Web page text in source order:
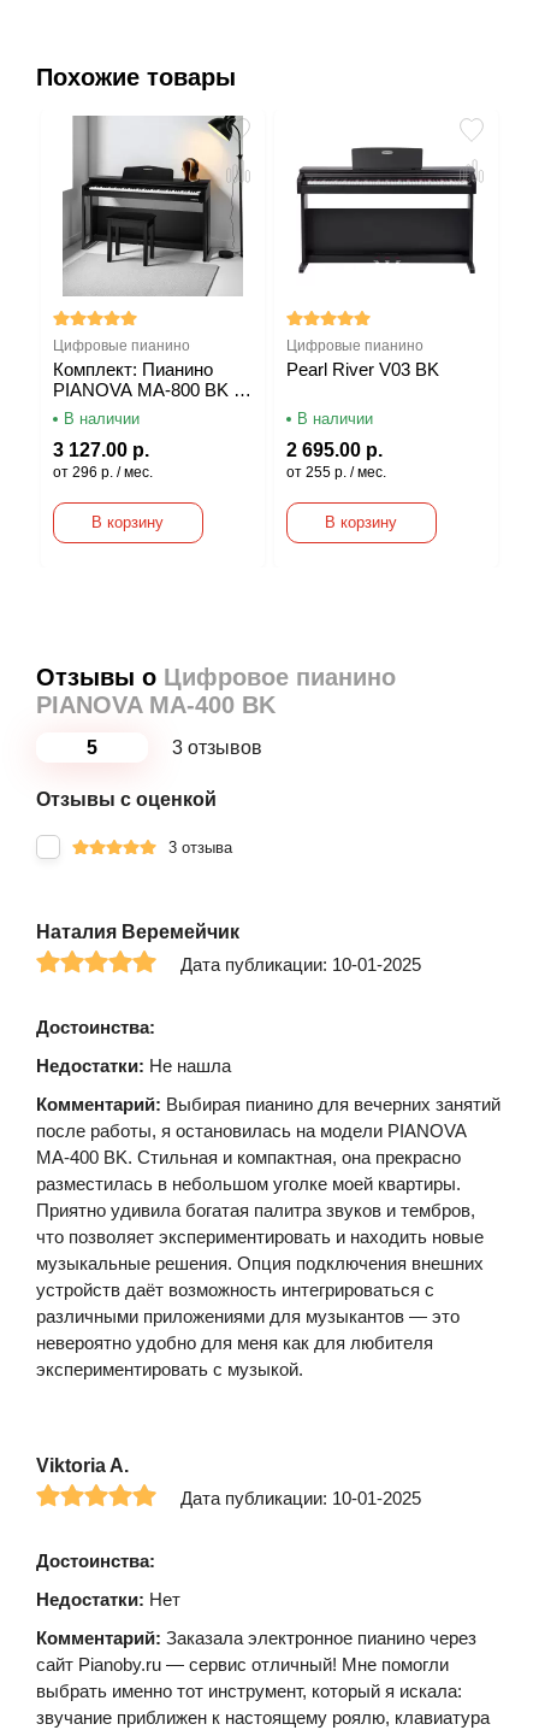
Похожие товары
Цифровые пианино
Комплект: Пианино
PIANOVA MA-800 BK +
Банкетка + Наушники
В наличии
3 127.00 р.
от 296 р. / мес.
В корзину
Цифровые пианино
Pearl River V03 BK
В наличии
2 695.00 р.
от 255 р. / мес.
В корзину
Отзывы о Цифровое пианино
PIANOVA MA-400 BK
Отзывы с оценкой
3 отзыва
5 3 отзывов
Наталия Веремейчик
Дата публикации: 10-01-2025
Достоинства:
Недостатки: Не нашла
Комментарий: Выбирая пианино для вечерних занятий
после работы, я остановилась на модели PIANOVA
MA-400 BK. Стильная и компактная, она прекрасно
разместилась в небольшом уголке моей квартиры.
Приятно удивила богатая палитра звуков и тембров,
что позволяет экспериментировать и находить новые
музыкальные решения. Опция подключения внешних
устройств даёт возможность интегрироваться с
различными приложениями для музыкантов — это
невероятно удобно для меня как для любителя
экспериментировать с музыкой.
Viktoria A.
Дата публикации: 10-01-2025
Достоинства:
Недостатки: Нет
Комментарий: Заказала электронное пианино через
сайт Pianoby.ru — сервис отличный! Мне помогли
выбрать именно тот инструмент, который я искала:
звучание приближен к настоящему роялю, клавиатура